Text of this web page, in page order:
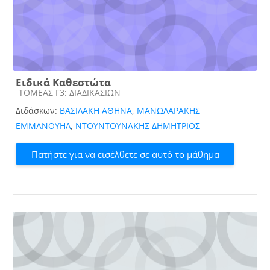
Ειδικά Καθεστώτα
Κατηγορία μαθήματος
ΤΟΜΕΑΣ Γ3: ΔΙΑΔΙΚΑΣΙΩΝ
Διδάσκων: ΒΑΣΙΛΑΚΗ ΑΘΗΝΑ, ΜΑΝΩΛΑΡΑΚΗΣ
ΕΜΜΑΝΟΥΗΛ, ΝΤΟΥΝΤΟΥΝΑΚΗΣ ΔΗΜΗΤΡΙΟΣ
Πατήστε για να εισέλθετε σε αυτό το μάθημα